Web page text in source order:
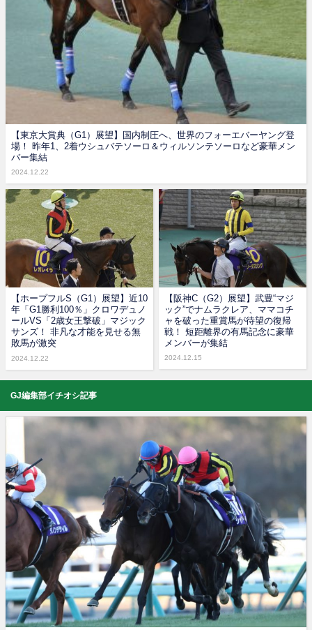
【東京大賞典（G1）展望】国内制圧へ、世界のフォーエバーヤング登
場！ 昨年1、2着ウシュバテソーロ＆ウィルソンテソーロなど豪華メン
バー集結
2024.12.22
【ホープフルS（G1）展望】近10
年「G1勝利100％」クロワデュノ
ールVS「2歳女王撃破」マジック
サンズ！ 非凡な才能を見せる無
敗馬が激突
2024.12.22
【阪神C（G2）展望】武豊“マジ
ック”でナムラクレア、ママコチ
ャを破った重賞馬が待望の復帰
戦！ 短距離界の有馬記念に豪華
メンバーが集結
2024.12.15
GJ編集部イチオシ記事